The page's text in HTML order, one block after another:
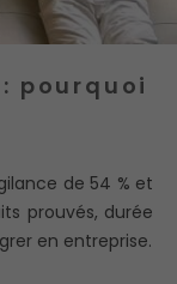
pourquoi
de 54 % et
prouvés, durée
en entreprise.